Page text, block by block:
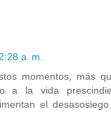
a. m.
momentos, más
a la vida
el